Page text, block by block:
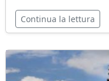
Continua la lettura